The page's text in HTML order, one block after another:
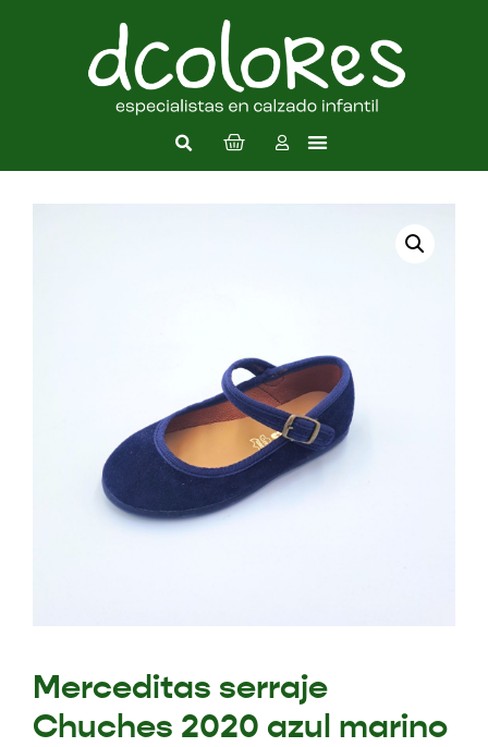
Merceditas serraje
Chuches 2020 azul marino